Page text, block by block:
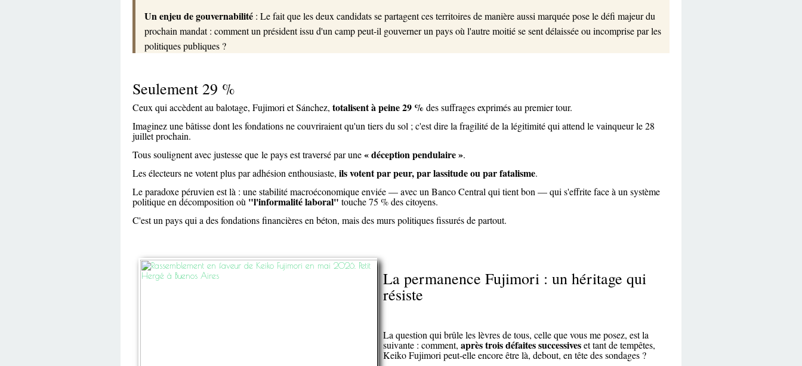
Un enjeu de gouvernabilité : Le fait que les deux candidats se partagent ces territoires de manière aussi marquée pose le défi majeur du
prochain mandat : comment un président issu d'un camp peut-il gouverner un pays où l'autre moitié se sent délaissée ou incomprise par les
politiques publiques ?
Seulement 29 %
Ceux qui accèdent au balotage, Fujimori et Sánchez, totalisent à peine 29 % des suffrages exprimés au premier tour.
Imaginez une bâtisse dont les fondations ne couvriraient qu'un tiers du sol ; c'est dire la fragilité de la légitimité qui attend le vainqueur le 28
juillet prochain.
Tous soulignent avec justesse que le pays est traversé par une« déception pendulaire ».
Les électeurs ne votent plus par adhésion enthousiaste, ils votent par peur, par lassitude ou par fatalisme.
Le paradoxe péruvien est là : une stabilité macroéconomique enviée — avec un Banco Central qui tient bon — qui s'effrite face à un système
politique en décomposition où "l'informalité laboral" touche 75 % des citoyens.
C'est un pays qui a des fondations financières en béton, mais des murs politiques fissurés de partout.
La permanence Fujimori : un héritage qui
résiste
La question qui brûle les lèvres de tous, celle que vous me posez, est la
suivante : comment, après trois défaites successiveset tant de tempêtes,
Keiko Fujimori peut-elle encore être là, debout, en tête des sondages ?